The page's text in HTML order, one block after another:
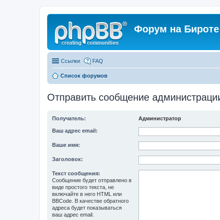
Форум на Бироте
Ссылки FAQ
Список форумов
Отправить сообщение
Получатель: Администратор
Ваш адрес email:
Ваше имя:
Заголовок:
Текст сообщения:
Сообщение будет отправлено в
виде простого текста, не
включайте в него HTML или
BBCode. В качестве обратного
адреса будет показываться
ваш адрес email.